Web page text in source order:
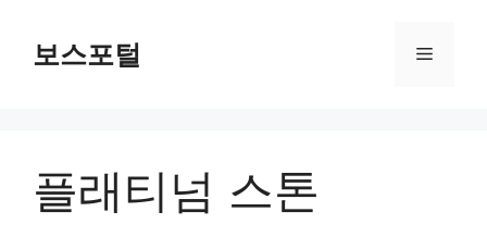
보스포털 메
플래티넘 스톤